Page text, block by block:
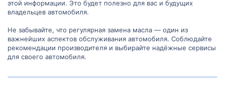
этой информации. Это будет полезно для вас и будущих
владельцев автомобиля.
Не забывайте, что регулярная замена масла — один из
важнейших аспектов обслуживания автомобиля. Соблюдайте
рекомендации производителя и выбирайте надёжные сервисы
для своего автомобиля.